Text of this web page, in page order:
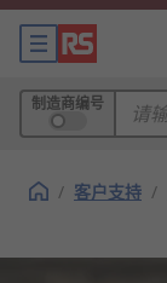
制造商编号
/ 客户支持 /